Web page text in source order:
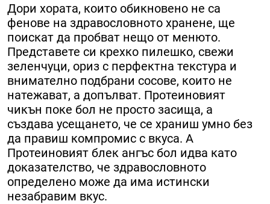
Дори хората, които обикновено не са
фенове на здравословното хранене, ще
поискат да пробват нещо от менюто.
Представете си крехко пилешко, свежи
зеленчуци, ориз с перфектна текстура и
внимателно подбрани сосове, които не
натежават, а допълват. Протеиновият
чикън поке бол не просто засища, а
създава усещането, че се храниш умно без
да правиш компромис с вкуса. А
Протеиновият блек ангъс бол идва като
доказателство, че здравословното
определено може да има истински
незабравим вкус.